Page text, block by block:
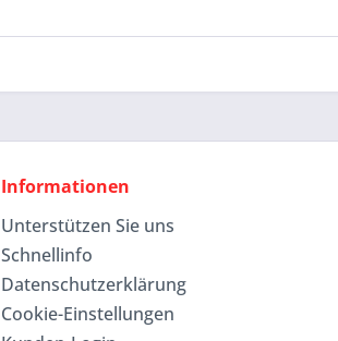
Informationen
Unterstützen Sie uns
Schnellinfo
Datenschutzerklärung
Cookie-Einstellungen